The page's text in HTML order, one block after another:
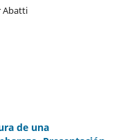
Abatti
de una